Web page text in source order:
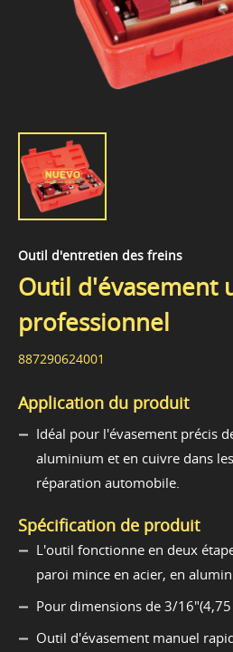
Outil d'entretien des freins
Outil d'évasement
professionnel
887290624001
Application du produit
Idéal pour l'évasement précis
aluminium et en cuivre dans
réparation automobile.
Spécification de produit
L'outil fonctionne en deux
paroi mince en acier, en
Pour dimensions de 3/
Outil d'évasement manuel